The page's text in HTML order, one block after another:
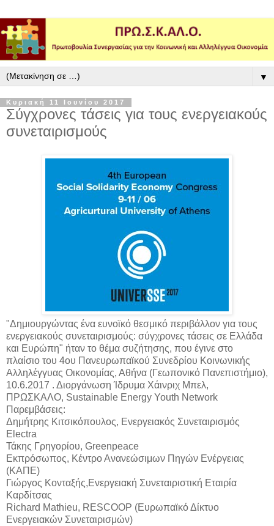
▼
Κυριακή 11 Ιουνίου 2017
Σύγχρονες τάσεις για τους ενεργειακούς
συνεταιρισμούς
"Δημιουργώντας ένα ευνοϊκό θεσμικό περιβάλλον για τους
ενεργειακούς συνεταιρισμούς: σύγχρονες τάσεις σε Ελλάδα
και Ευρώπη" ήταν το θέμα συζήτησης, που έγινε στο
πλαίσιο του 4ου Πανευρωπαϊκού Συνεδρίου Κοινωνικής
Αλληλέγγυας Οικονομίας, Αθήνα (Γεωπονικό Πανεπιστήμιο),
10.6.2017 . Διοργάνωση Ίδρυμα Χάινριχ Μπελ,
ΠΡΩΣΚΑΛΟ, Sustainable Energy Youth Network
Παρεμβάσεις:
Δημήτρης Κιτσικόπουλος, Ενεργειακός Συνεταιρισμός
Electra
Τάκης Γρηγορίου, Greenpeace
Εκπρόσωπος, Κέντρο Ανανεώσιμων Πηγών Ενέργειας
(ΚΑΠΕ)
Γιώργος Κονταξής,Ενεργειακή Συνεταιριστική Εταιρία
Καρδίτσας
Richard Mathieu, RESCOOP (Ευρωπαϊκό Δίκτυο
Ενεργειακών Συνεταιρισμών)